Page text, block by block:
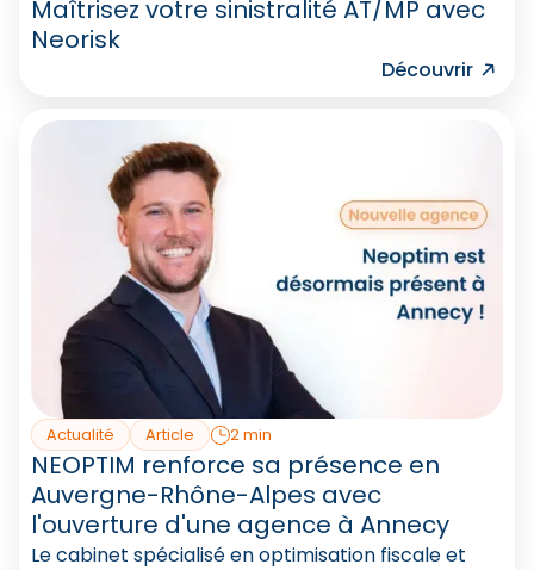
Maîtrisez votre sinistralité AT/MP avec
Neorisk
Découvrir
Actualité Article 2 min
NEOPTIM renforce sa présence en
Auvergne-Rhône-Alpes avec
l'ouverture d'une agence à Annecy
Le cabinet spécialisé en optimisation fiscale et